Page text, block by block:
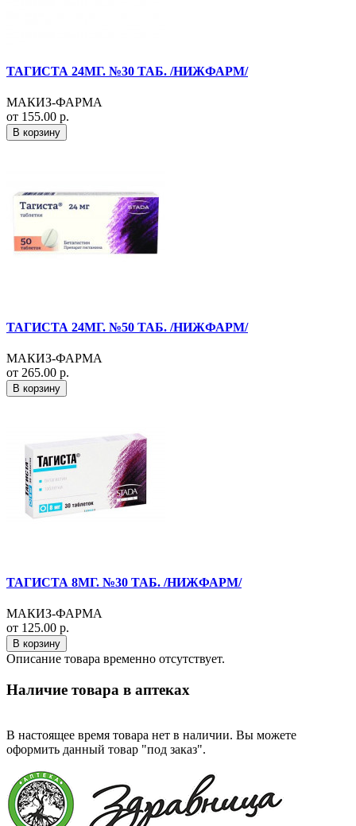
ТАГИСТА 24МГ. №30 ТАБ. /НИЖФАРМ/
МАКИЗ-ФАРМА
от 155.00 р.
В корзину
ТАГИСТА 24МГ. №50 ТАБ. /НИЖФАРМ/
МАКИЗ-ФАРМА
от 265.00 р.
В корзину
ТАГИСТА 8МГ. №30 ТАБ. /НИЖФАРМ/
МАКИЗ-ФАРМА
от 125.00 р.
В корзину
Описание товара временно отсутствует.
Наличие товара в аптеках
В настоящее время товара нет в наличии. Вы можете
оформить данный товар "под заказ".